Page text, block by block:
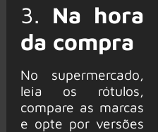
3. Na hora
da compra
No supermercado,
leia os rótulos,
compare as marcas
e opte por versões